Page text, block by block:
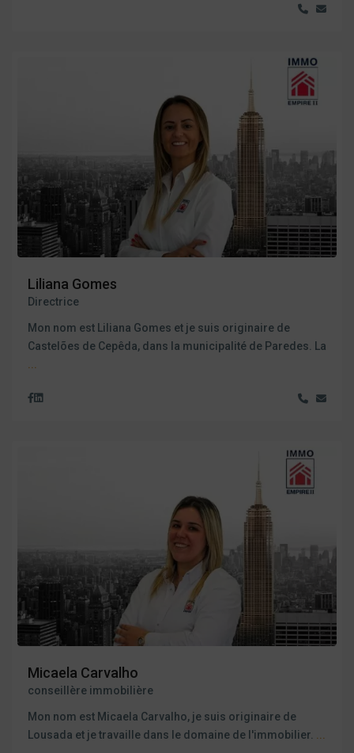
Liliana Gomes
Directrice
Mon nom est Liliana Gomes et je suis originaire de
Castelões de Cepêda, dans la municipalité de Paredes. La
Micaela Carvalho
conseillère immobilière
Mon nom est Micaela Carvalho, je suis originaire de
Lousada et je travaille dans le domaine de l'immobilier.